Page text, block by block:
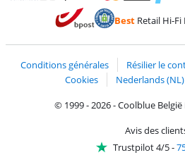
Payer avec Bancontact
Payer avec MasterCard et Visa via
BestRetail Hi-Fi
Conditions générales Résilier le
Cookies
Nederlands (NL)
© 1999 - 2026 - Coolblue België
Avis des
Trustpilot 4/5-